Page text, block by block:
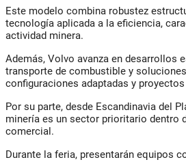
Este modelo combina robustez
tecnología aplicada a la eficiencia,
actividad minera.
Además, Volvo avanza en desarrollos
transporte de combustible y
configuraciones adaptadas y
Por su parte, desde Escandinavia del
minería es un sector prioritario dentro
comercial.
Durante la feria, presentarán equipos